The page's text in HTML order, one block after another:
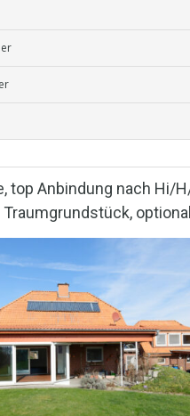
top Anbindung nach Hi/
Traumgrundstück,